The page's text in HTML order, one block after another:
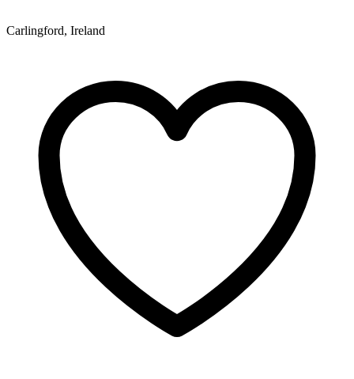
Carlingford, Ireland